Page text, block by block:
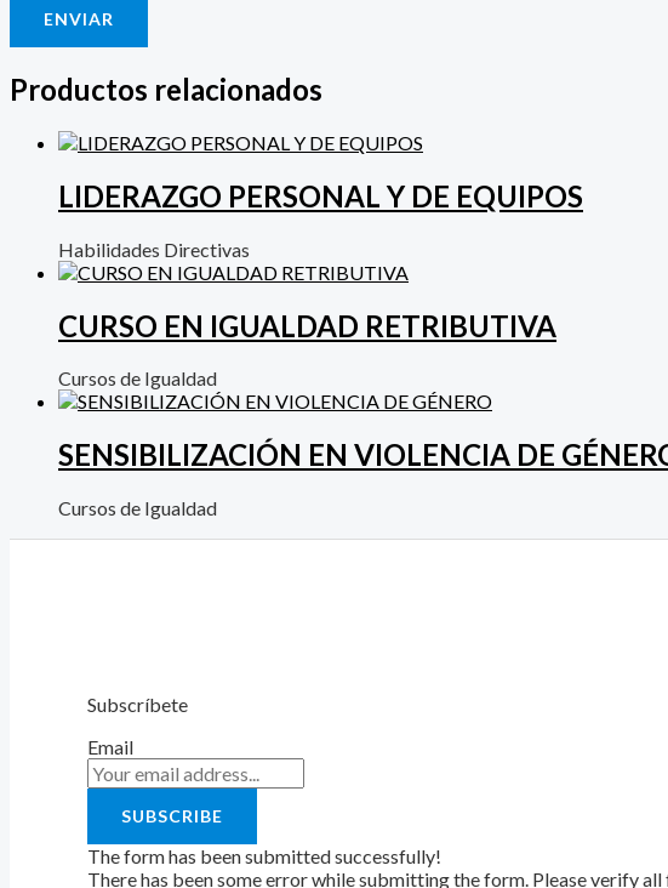
Productos relacionados
LIDERAZGO PERSONAL Y DE EQUIPOS
Habilidades Directivas
CURSO EN IGUALDAD RETRIBUTIVA
Cursos de Igualdad
SENSIBILIZACIÓN EN VIOLENCIA DE
Cursos de Igualdad
Subscríbete
Email
SUBSCRIBE
The form has been submitted successfully!
There has been some error while submitting the form. Please verify